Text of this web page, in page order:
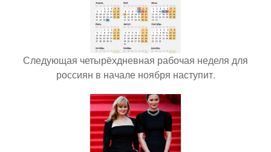
Следующая четырёхдневная рабочая неделя для
россиян в начале ноября наступит.